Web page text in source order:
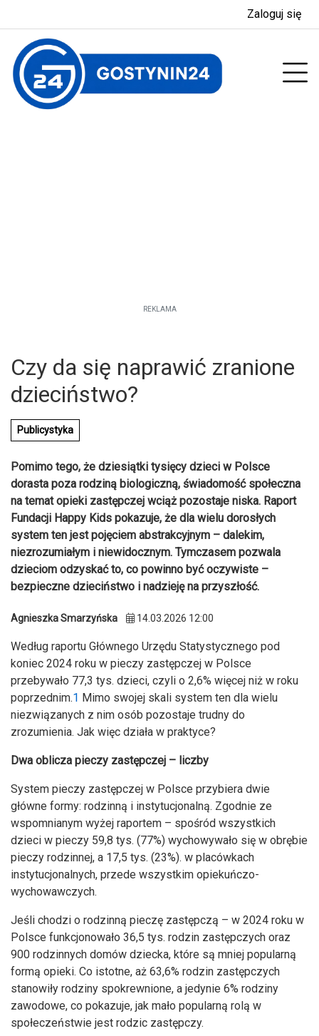
Zaloguj się
REKLAMA
Czy da się naprawić zranione
dzieciństwo?
Publicystyka
Pomimo tego, że dziesiątki tysięcy dzieci w Polsce
dorasta poza rodziną biologiczną, świadomość społeczna
na temat opieki zastępczej wciąż pozostaje niska. Raport
Fundacji Happy Kids pokazuje, że dla wielu dorosłych
system ten jest pojęciem abstrakcyjnym – dalekim,
niezrozumiałym i niewidocznym. Tymczasem pozwala
dzieciom odzyskać to, co powinno być oczywiste –
bezpieczne dzieciństwo i nadzieję na przyszłość.
Agnieszka Smarzyńska 14.03.2026 12:00
Według raportu Głównego Urzędu Statystycznego pod
koniec 2024 roku w pieczy zastępczej w Polsce
przebywało 77,3 tys. dzieci, czyli o 2,6% więcej niż w roku
poprzednim.1 Mimo swojej skali system ten dla wielu
niezwiązanych z nim osób pozostaje trudny do
zrozumienia. Jak więc działa w praktyce?
Dwa oblicza pieczy zastępczej – liczby
System pieczy zastępczej w Polsce przybiera dwie
główne formy: rodzinną i instytucjonalną. Zgodnie ze
wspomnianym wyżej raportem – spośród wszystkich
dzieci w pieczy 59,8 tys. (77%) wychowywało się w obrębie
pieczy rodzinnej, a 17,5 tys. (23%). w placówkach
instytucjonalnych, przede wszystkim opiekuńczo-
wychowawczych.
Jeśli chodzi o rodzinną pieczę zastępczą – w 2024 roku w
Polsce funkcjonowało 36,5 tys. rodzin zastępczych oraz
900 rodzinnych domów dziecka, które są mniej popularną
formą opieki. Co istotne, aż 63,6% rodzin zastępczych
stanowiły rodziny spokrewnione, a jedynie 6% rodziny
zawodowe, co pokazuje, jak mało popularną rolą w
społeczeństwie jest rodzic zastępczy.